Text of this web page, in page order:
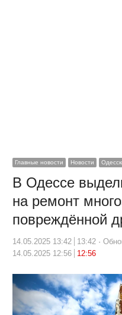
Главные новости Новости
В Одессе
на ремонт
повреждённой
14.05.2025 13:42 13:42
14.05.2025 12:56
12:56